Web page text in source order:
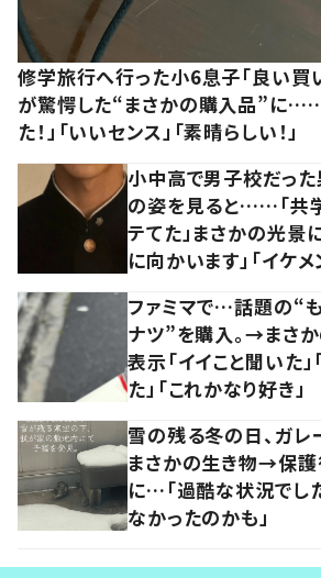
修学旅行へ行った小6息子「良い買
が驚愕した“まさかの購入品”に……
た！」「いいセンス」「素晴らしい！」
小中高で男子校だっ
の姿を見ると……「共
テてた」まさかの光景
に向かいます」「イケメ
ファミマで…話題の“
ナツ”を購入。→まさ
表示「イイこと聞いた」
た」「これかなり好き」
雪の残る冬の日、ガ
まさかの生き物→保
に…「過酷な状況でし
なかったのかも」